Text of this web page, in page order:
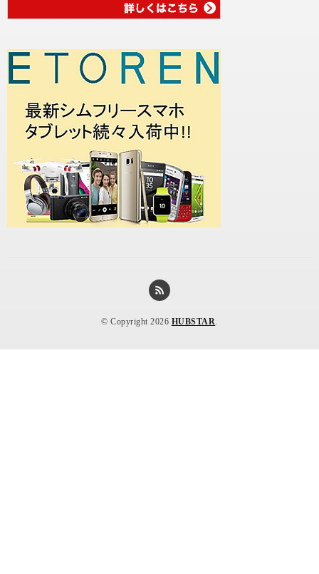
© Copyright 2026 HUBSTAR.